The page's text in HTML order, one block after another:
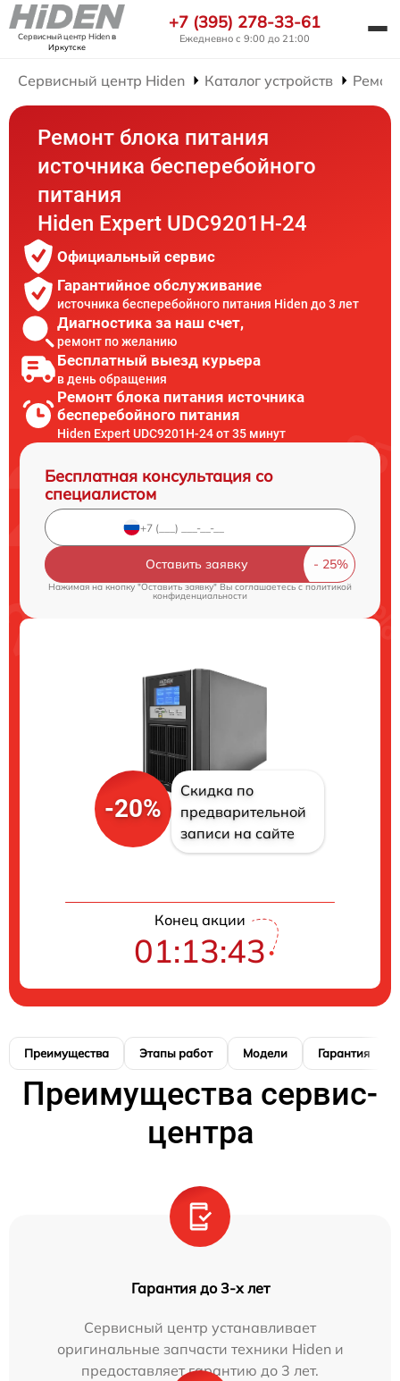
Сервисный центр Hidenв
Иркутске
+7 (395) 278-33-61
Ежедневно с 9:00 до 21:00
Сервисный центр Hiden Каталог устройств
Ремонт блока питания
источника бесперебойного
питания
Hiden Expert UDC9201H-24
Официальный сервис
Гарантийное обслуживание
источника бесперебойного питания Hiden до 3 лет
Диагностика за наш счет,
ремонт по желанию
Бесплатный выезд курьера
в день обращения
Ремонт блока питания источника
бесперебойного питания
Hiden Expert UDC9201H-24 от 35 минут
Бесплатная консультация со
специалистом
Оставить заявку
Нажимая на кнопку "Оставить заявку" Вы соглашаетесь c политикой
конфиденциальности
-20%
Скидка по
предварительной
записи на сайте
Конец акции
01:13:42
Преимущества Этапы работ Модели Гарантия
Преимущества сервис-
центра
Гарантия до 3-х лет
Сервисный центр устанавливает
оригинальные запчасти техники Hiden и
предоставляет гарантию до 3 лет.